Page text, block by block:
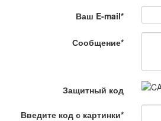
Сделано в Актобе /
Станем чемпионами
Ваш E-mail*
Сообщение*
Защитный код
Введите код с картинки*